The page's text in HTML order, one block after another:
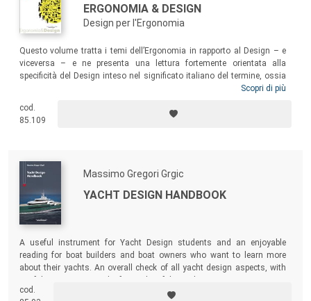
ERGONOMIA & DESIGN
Design per l'Ergonomia
Questo volume tratta i temi dell’Ergonomia in rapporto al Design – e
viceversa – e ne presenta una lettura fortemente orientata alla
specificità del Design inteso nel significato italiano del termine, ossia
nelle sue diverse declinazioni di Design del prodotto (fisico e virtuale),
progettuale di conoscenze e competenze umanistiche, artistiche,
tecnologiche e delle scienze sociali.
Scopri di più
cod.
85.109
Massimo Gregori Grgic
YACHT DESIGN HANDBOOK
A useful instrument for Yacht Design students and an enjoyable
reading for boat builders and boat owners who want to learn more
about their yachts. An overall check of all yacht design aspects, with
cod.